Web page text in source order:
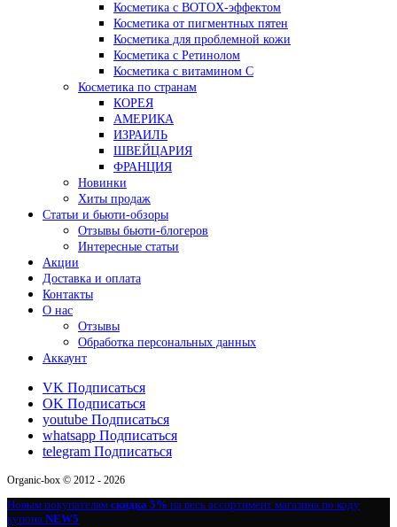
Косметика с BOTOX-эффектом
Косметика от пигментных пятен
Косметика для проблемной кожи
Косметика с Ретинолом
Косметика с витамином С
Косметика по странам
КОРЕЯ
АМЕРИКА
ИЗРАИЛЬ
ШВЕЙЦАРИЯ
ФРАНЦИЯ
Новинки
Хиты продаж
Статьи и бьюти-обзоры
Отзывы бьюти-блогеров
Интересные статьи
Акции
Доставка и оплата
Контакты
О нас
Отзывы
Обработка персональных данных
Аккаунт
VK Подписаться
OK Подписаться
youtube Подписаться
whatsapp Подписаться
telegram Подписаться
Organic-box © 2012 - 2026
Новым покупателям скидка 5% на весь ассортимент магазина по коду
купона NEW5